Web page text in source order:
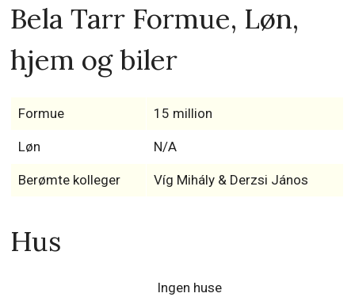
Bela Tarr Formue, Løn,
hjem og biler
Formue 15 million
Løn N/A
Berømte kolleger Víg Mihály & Derzsi János
Hus
Ingen huse